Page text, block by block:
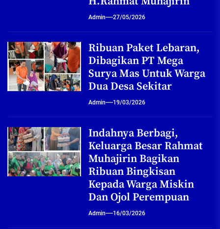
Admin 27/05/2026
Ribuan Paket Lebaran,
Dibagikan PT Mega
Surya Mas Untuk Warga
Dua Desa Sekitar
Admin 19/03/2026
Indahnya Berbagi,
Keluarga Besar Rahmat
Muhajirin Bagikan
Ribuan Bingkisan
Kepada Warga Miskin
Dan Ojol Perempuan
Admin 16/03/2026